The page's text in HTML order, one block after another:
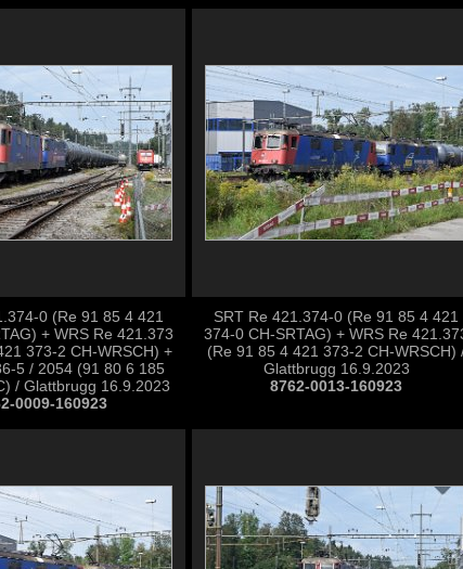
0 (Re 91 85 4 421
+ WRS Re 421.373
373-2 CH-WRSCH) +
5 / 2054 (91 80 6 185
/ Glattbrugg 16.9.2023
0009-160923
SRT Re 421.374-0 (Re 91 85 4 421
374-0 CH-SRTAG) + WRS Re
(Re 91 85 4 421 373-2 CH-WRSCH)
Glattbrugg 16.9.2023
8762-0013-160923